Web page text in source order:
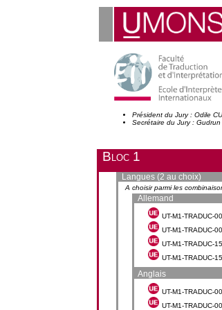
Président du Jury : Odile
Secrétaire du Jury : Gudrun
Bloc 1
Langues (2 au choix)
A choisir parmi les
Allemand
UT-M1-TRADUC-
UT-M1-TRADUC-
UT-M1-TRADUC-
UT-M1-TRADUC-
Anglais
UT-M1-TRADUC-
UT-M1-TRADUC-